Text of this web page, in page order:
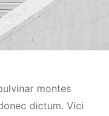
montes
dictum. Vici